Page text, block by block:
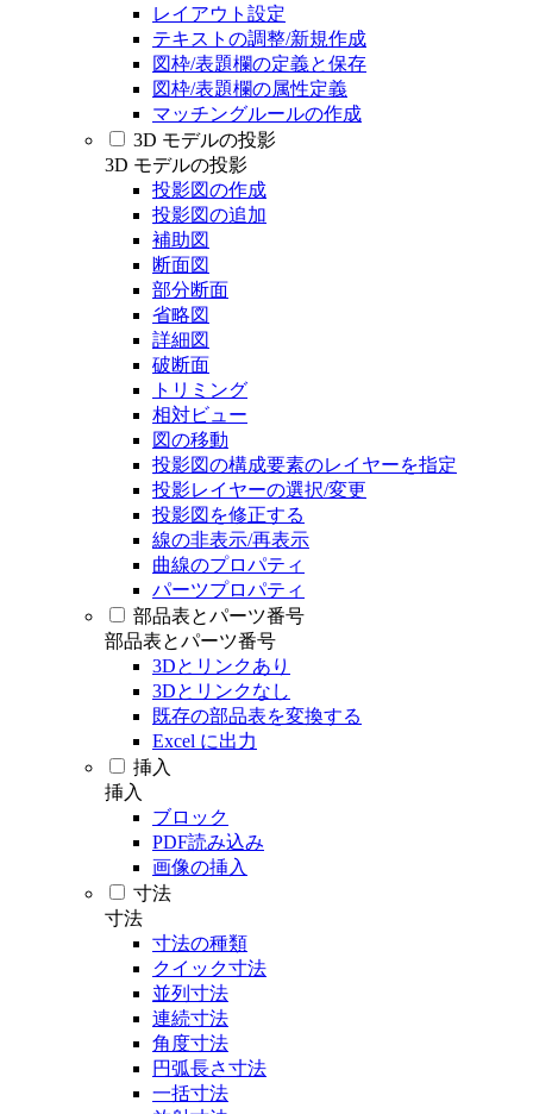
レイアウト設定
テキストの調整/新規作成
図枠/表題欄の定義と保存
図枠/表題欄の属性定義
マッチングルールの作成
3D モデルの投影
3D モデルの投影
投影図の作成
投影図の追加
補助図
断面図
部分断面
省略図
詳細図
破断面
トリミング
相対ビュー
図の移動
投影図の構成要素のレイヤーを指定
投影レイヤーの選択/変更
投影図を修正する
線の非表示/再表示
曲線のプロパティ
パーツプロパティ
部品表とパーツ番号
部品表とパーツ番号
3Dとリンクあり
3Dとリンクなし
既存の部品表を変換する
Excel に出力
挿入
挿入
ブロック
PDF読み込み
画像の挿入
寸法
寸法
寸法の種類
クイック寸法
並列寸法
連続寸法
角度寸法
円弧長さ寸法
一括寸法